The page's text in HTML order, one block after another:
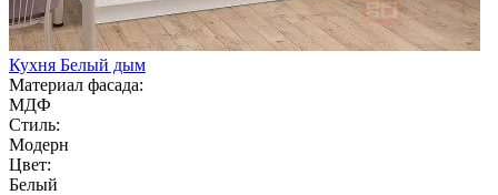
Кухня Белый дым
Материал фасада:
МДФ
Стиль:
Модерн
Цвет:
Белый